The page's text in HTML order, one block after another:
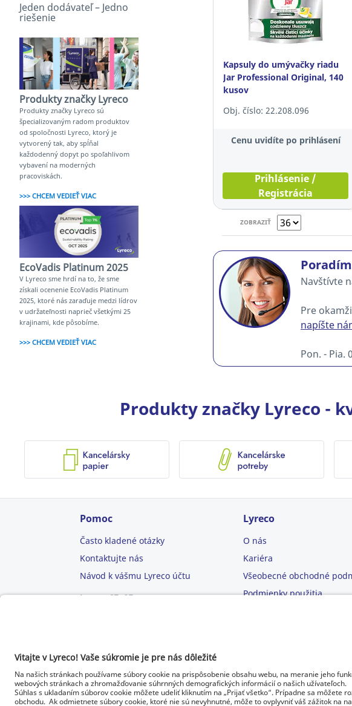
Jeden dodávateľ – Jedno
riešenie
Produkty značky Lyreco
Produkty značky Lyreco sú
špecializovaným radom produktov
od spoločnosti Lyreco, ktorý je
vytvorený tak, aby spĺňal
každodenný dopyt po spoľahlivom
vybavení na moderných
pracoviskách.
>>> CHCEM VEDIEŤ VIAC
EcoVadis Platinum 2025
V Lyreco sme hrdí na to, že sme
získali ocenenie EcoVadis Platinum
2025, ktoré nás zaraďuje medzi lídrov
v udržateľnosti naprieč všetkými 25
krajinami, kde pôsobíme.
>>> CHCEM VEDIEŤ VIAC
Kapsuly do umývačky riadu
Jar Professional Original, 140
kusov
Obj. číslo: 22.208.096
Cenu uvidíte po prihlásení
Prihlásenie /
Registrácia
ZOBRAZIŤ
Navštívte
Pre
napíšte
Pon. - Pia.
Produkty značky Lyreco -
Pomoc
Často kladené otázky
Kontaktujte nás
Návod k vášmu Lyreco účtu
Lyreco CE, SE
Lyreco
O nás
Kariéra
Všeobecné obchodné
Podmienky použitia
© Lyreco 2026 | Dodávame